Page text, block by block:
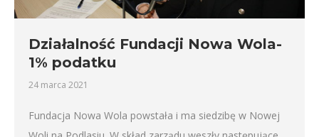
Działalność Fundacji Nowa Wola-
1% podatku
24 marca 2021
Fundacja Nowa Wola powstała i ma siedzibę w Nowej